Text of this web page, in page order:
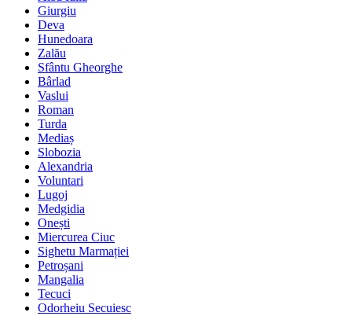
Giurgiu
Deva
Hunedoara
Zalău
Sfântu Gheorghe
Bârlad
Vaslui
Roman
Turda
Mediaș
Slobozia
Alexandria
Voluntari
Lugoj
Medgidia
Onești
Miercurea Ciuc
Sighetu Marmației
Petroșani
Mangalia
Tecuci
Odorheiu Secuiesc